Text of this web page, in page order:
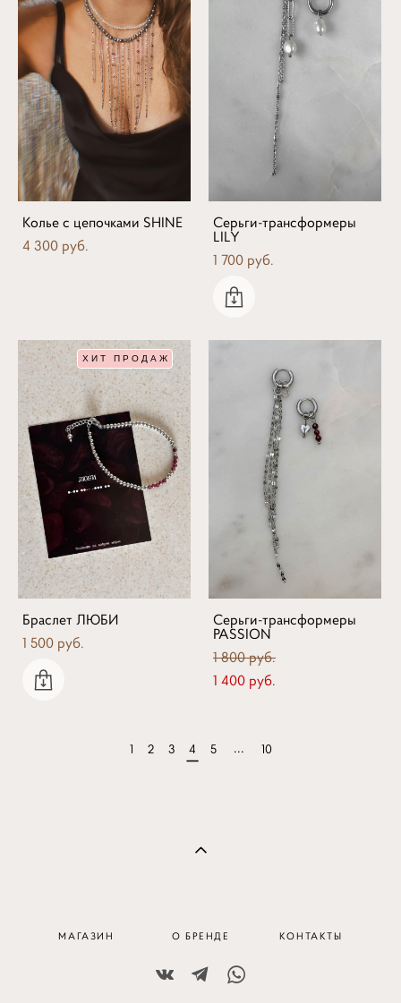
Колье с цепочками SHINE
4 300 pуб.
Серьги-трансформеры
LILY
1 700 pуб.
ХИТ ПРОДАЖ
Браслет ЛЮБИ
1 500 pуб.
Серьги-трансформеры
PASSION
1 800 pуб.
1 400 pуб.
1 2 3 4 5 ... 10
МАГАЗИН О БРЕНДЕ КОНТАКТЫ